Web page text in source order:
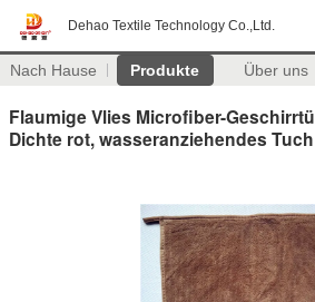
Dehao Textile Technology Co.,Ltd.
Nach Hause Produkte Über uns
Flaumige Vlies Microfiber-
Dichte rot, wasseranziehendes Tuch